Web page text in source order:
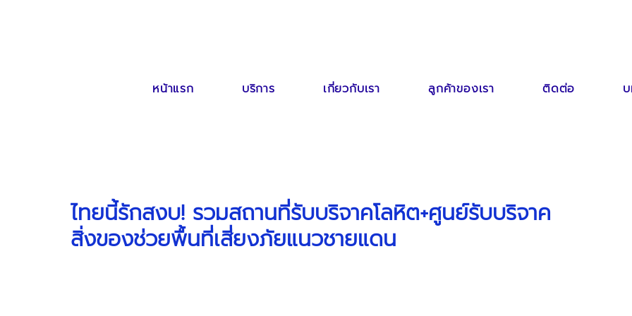
หน้าแรก บริการ เกี่ยวกับเรา ลูกค้าของเรา ติดต่อ
ไทยนี้รักสงบ! รวมสถานที่รับบริจาคโลหิต+ศูนย์รับบริจาค
สิ่งของช่วยพื้นที่เสี่ยงภัยแนวชายแดน